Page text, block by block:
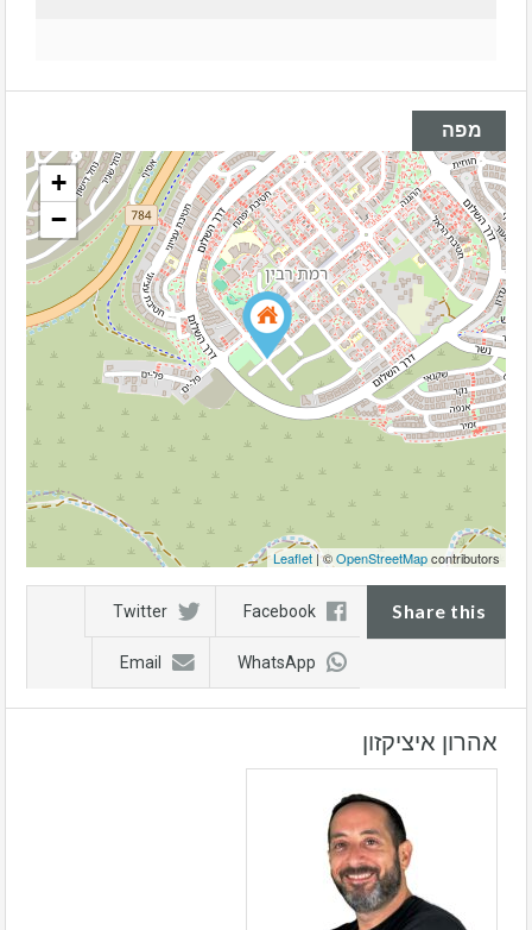
מפה
+
−
Leaflet | ©OpenStreetMapcontributors
Share this
Facebook
Twitter
WhatsApp
Email
אהרון איציקזון